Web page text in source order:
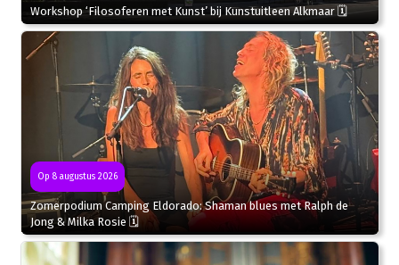
Workshop ‘Filosoferen met Kunst’ bij Kunstuitleen Alkmaar 🗓
Op 8 augustus 2026
Zomerpodium Camping Eldorado: Shaman blues met Ralph de
Jong & Milka Rosie 🗓